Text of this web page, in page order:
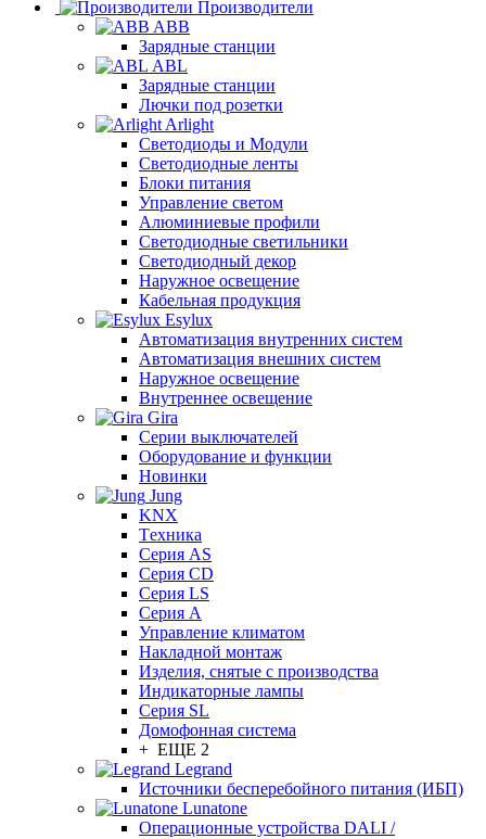
Производители
ABB
Зарядные станции
ABL
Зарядные станции
Лючки под розетки
Arlight
Светодиоды и Модули
Светодиодные ленты
Блоки питания
Управление светом
Алюминиевые профили
Светодиодные светильники
Светодиодный декор
Наружное освещение
Кабельная продукция
Esylux
Автоматизация внутренних систем
Автоматизация внешних систем
Наружное освещение
Внутреннее освещение
Gira
Серии выключателей
Оборудование и функции
Новинки
Jung
KNX
Tехника
Серия AS
Серия CD
Серия LS
Серия A
Управление климатом
Накладной монтаж
Изделия, снятые с производства
Индикаторные лампы
Серия SL
Домофонная система
+ ЕЩЕ 2
Legrand
Источники бесперебойного питания (ИБП)
Lunatone
Операционные устройства DALI /